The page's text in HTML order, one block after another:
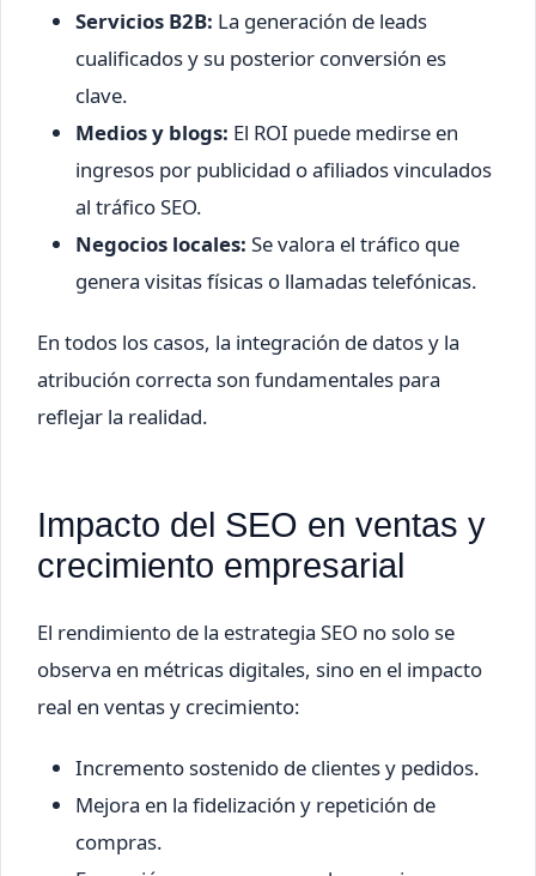
Servicios B2B: La generación de leads
cualificados y su posterior conversión es
clave.
Medios y blogs: El ROI puede medirse en
ingresos por publicidad o afiliados vinculados
al tráfico SEO.
Negocios locales: Se valora el tráfico que
genera visitas físicas o llamadas telefónicas.
En todos los casos, la integración de datos y la
atribución correcta son fundamentales para
reflejar la realidad.
Impacto del SEO en ventas y
crecimiento empresarial
El rendimiento de la estrategia SEO no solo se
observa en métricas digitales, sino en el impacto
real en ventas y crecimiento:
Incremento sostenido de clientes y pedidos.
Mejora en la fidelización y repetición de
compras.